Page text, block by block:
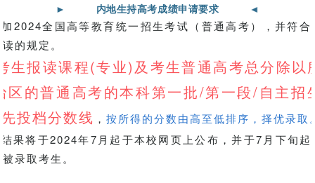
► 内地生持高考成绩申请要求 ►
全国高等教育统一招生考试（普通高考），并符合
的规定。
报读课程(专业)及考生普通高考总分除以
区的普通高考的本科第一批/第一段/自主招
投档分数线 ， 按所得的分数由高至低排序，择优录取
将于2024年7月起于本校网页上公布，并于7月下旬起
录取考生。